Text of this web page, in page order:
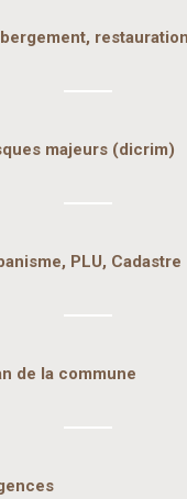
restauration
majeurs (dicrim)
PLU, Cadastre
de la commune